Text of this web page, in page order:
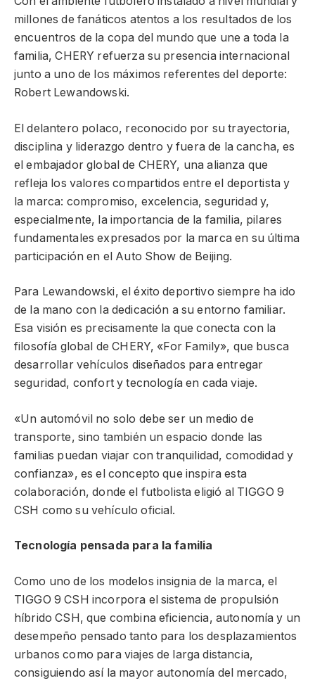
millones de fanáticos atentos a los resultados de los
encuentros de la copa del mundo que une a toda la
familia, CHERY refuerza su presencia internacional
junto a uno de los máximos referentes del deporte:
Robert Lewandowski.
El delantero polaco, reconocido por su trayectoria,
disciplina y liderazgo dentro y fuera de la cancha, es
el embajador global de CHERY, una alianza que
refleja los valores compartidos entre el deportista y
la marca: compromiso, excelencia, seguridad y,
especialmente, la importancia de la familia, pilares
fundamentales expresados por la marca en su última
participación en el Auto Show de Beijing.
Para Lewandowski, el éxito deportivo siempre ha ido
de la mano con la dedicación a su entorno familiar.
Esa visión es precisamente la que conecta con la
filosofía global de CHERY, «For Family», que busca
desarrollar vehículos diseñados para entregar
seguridad, confort y tecnología en cada viaje.
«Un automóvil no solo debe ser un medio de
transporte, sino también un espacio donde las
familias puedan viajar con tranquilidad, comodidad y
confianza», es el concepto que inspira esta
colaboración, donde el futbolista eligió al TIGGO 9
CSH como su vehículo oficial.
Tecnología pensada para la familia
Como uno de los modelos insignia de la marca, el
TIGGO 9 CSH incorpora el sistema de propulsión
híbrido CSH, que combina eficiencia, autonomía y un
desempeño pensado tanto para los desplazamientos
urbanos como para viajes de larga distancia,
consiguiendo así la mayor autonomía del mercado,